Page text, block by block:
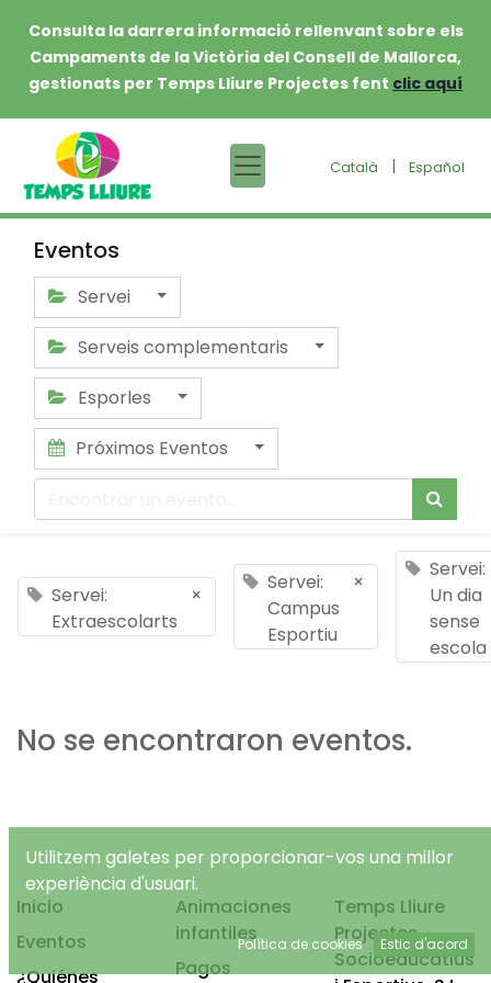
Consulta la darrera informació rellenvant sobre els
Campaments de la Victòria del Consell de Mallorca,
gestionats per Temps Lliure Projectes fent clic aquí
Català | Español
Eventos
Servei
Serveis complementaris
Esporles
Próximos Eventos
Servei:
Extraescolarts
×
Servei:
Campus
Esportiu
×
Servei:
Un dia
sense
escola
No se encontraron eventos.
Inicio
Eventos
¿Quiénes
Animaciones
infantiles
Pagos
Temps Lliure
Projectes
Socioeducatius
Utilitzem galetes per proporcionar-vos una millor
experiència d'usuari.
Política de cookies Estic d'acord